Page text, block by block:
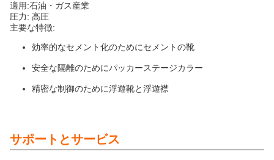
適用:石油・ガス産業
圧力: 高圧
主要な特徴:
効率的なセメント化のためにセメントの靴
安全な隔離のためにパッカーステージカラー
精密な制御のために浮遊靴と浮遊襟
サポートとサービス